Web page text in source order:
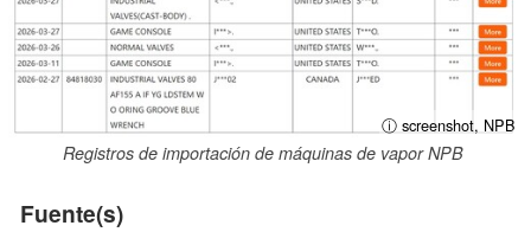
ⓘ screenshot, NPB
Registros de importación de máquinas de vapor NPB
Fuente(s)